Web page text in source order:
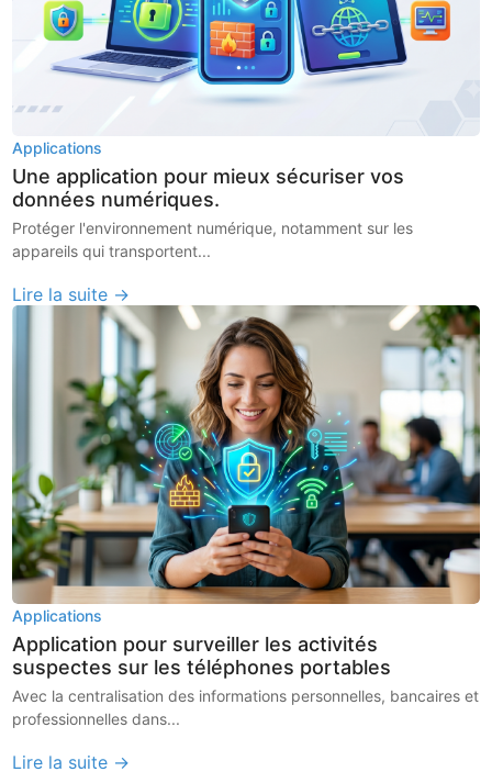
Applications
Une application pour mieux sécuriser vos
données numériques.
Protéger l'environnement numérique, notamment sur les
appareils qui transportent...
Lire la suite →
Applications
Application pour surveiller les activités
suspectes sur les téléphones portables
Avec la centralisation des informations personnelles, bancaires et
professionnelles dans...
Lire la suite →